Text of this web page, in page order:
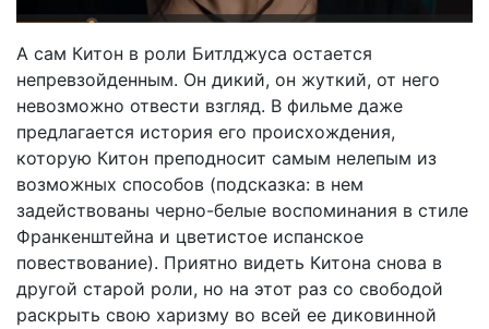
А сам Китон в роли Битлджуса остается
непревзойденным. Он дикий, он жуткий, от него
невозможно отвести взгляд. В фильме даже
предлагается история его происхождения,
которую Китон преподносит самым нелепым из
возможных способов (подсказка: в нем
задействованы черно-белые воспоминания в стиле
Франкенштейна и цветистое испанское
повествование). Приятно видеть Китона снова в
другой старой роли, но на этот раз со свободой
раскрыть свою харизму во всей ее диковинной